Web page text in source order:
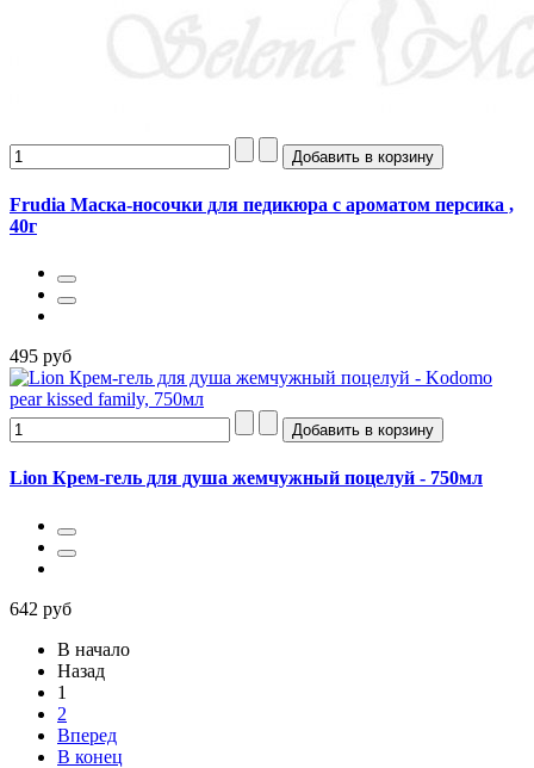
Frudia Маска-носочки для педикюра с ароматом персика ,
40г
495 руб
Lion Крем-гель для душа жемчужный поцелуй - 750мл
642 руб
В начало
Назад
1
2
Вперед
В конец